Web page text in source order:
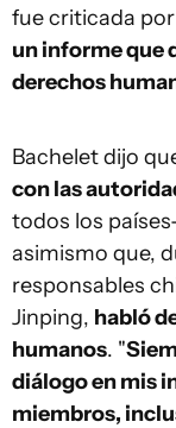
fue criticada
un informe que
derechos
Bachelet dijo
con las
todos los
asimismo que,
responsables
Jinping, habló
humanos. "
diálogo en mis
miembros,